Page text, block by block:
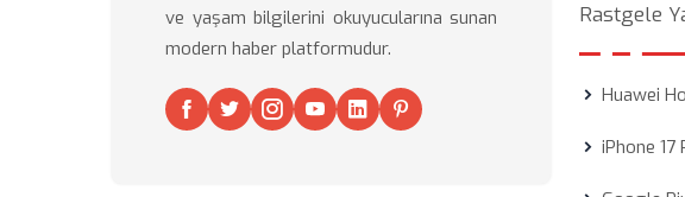
ve yaşam bilgilerini okuyucularına sunan
modern haber platformudur.
Rastgele
Huawei
iPhone